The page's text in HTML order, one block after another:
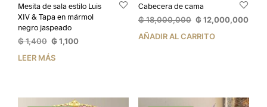
Mesita de sala estilo Luis
XIV & Tapa en mármol
negro jaspeado
₲1,400 El
precio
original
₲1,100El
LEER MÁS
Cabecera de cama
₲18,000,000 El
original
₲12,000,000El
AÑADIR AL CARRITO